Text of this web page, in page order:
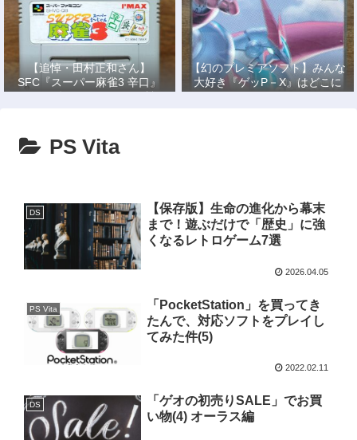
【追悼・田村正和さん】
SFC『スーパー麻雀3 辛口』
で、あの名優になりきって戦っ
【幻のプレミアソフト】みんな
大好き『ゲッP－X』はどこに
もない！
PS Vita
DS
【保存版】生命の進化から幕末
まで！遊ぶだけで「歴史」に強
くなるレトロゲーム7選
2026.04.05
PS Vita
「PocketStation」を買ってき
たんで、対応ソフトをプレイし
てみた件(5)
2022.02.11
DS
「ゲオの初売りSALE」でお買
い物(4) オーラス編